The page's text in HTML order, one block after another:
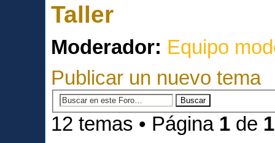
Taller
Moderador: Equipo
Publicar un nuevo tema
12 temas • Página 1 de 1